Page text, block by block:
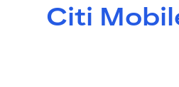
Citi